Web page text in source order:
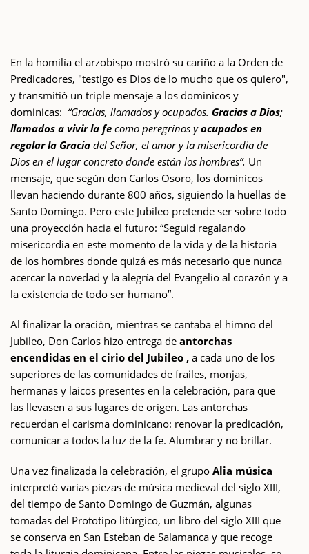
En la homilía el arzobispo mostró su cariño a la Orden de
Predicadores, "testigo es Dios de lo mucho que os quiero",
y transmitió un triple mensaje a los dominicos y
dominicas: “Gracias, llamados y ocupados. Gracias a Dios;
llamados a vivir la fe como peregrinos yocupados en
regalar la Gracia del Señor, el amor y la misericordia de
Dios en el lugar concreto donde están los hombres”. Un
mensaje, que según don Carlos Osoro, los dominicos
llevan haciendo durante 800 años, siguiendo la huellas de
Santo Domingo. Pero este Jubileo pretende ser sobre todo
una proyección hacia el futuro: “Seguid regalando
misericordia en este momento de la vida y de la historia
de los hombres donde quizá es más necesario que nunca
acercar la novedad y la alegría del Evangelio al corazón y a
la existencia de todo ser humano”.
Al finalizar la oración, mientras se cantaba el himno del
Jubileo, Don Carlos hizo entrega de antorchas
encendidas en el cirio del Jubileo , a cada uno de los
superiores de las comunidades de frailes, monjas,
hermanas y laicos presentes en la celebración, para que
las llevasen a sus lugares de origen. Las antorchas
recuerdan el carisma dominicano: renovar la predicación,
comunicar a todos la luz de la fe. Alumbrar y no brillar.
Una vez finalizada la celebración, el grupo Alia música
interpretó varias piezas de música medieval del siglo XIII,
del tiempo de Santo Domingo de Guzmán, algunas
tomadas del Prototipo litúrgico, un libro del siglo XIII que
se conserva en San Esteban de Salamanca y que recoge